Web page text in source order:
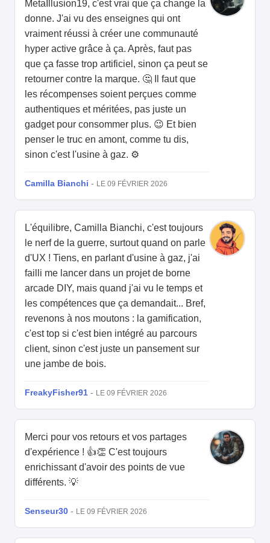
MetaIllusion19, c'est vrai que ça change la
donne. J'ai vu des enseignes qui ont
vraiment réussi à créer une communauté
hyper active grâce à ça. Après, faut pas
que ça fasse trop artificiel, sinon ça peut se
retourner contre la marque. 🤔 Il faut que
les récompenses soient perçues comme
authentiques et méritées, pas juste un
gadget pour consommer plus. 😉 Et bien
penser le truc en amont, comme tu dis,
sinon c'est l'usine à gaz. ⚙️
Camilla Bianchi - LE 09 FÉVRIER 2026
L'équilibre, Camilla Bianchi, c'est toujours
le nerf de la guerre, surtout quand on parle
d'UX ! Tiens, en parlant d'usine à gaz, j'ai
failli me lancer dans un projet de borne
arcade DIY, mais quand j'ai vu le temps et
les compétences que ça demandait... Bref,
revenons à nos moutons : la gamification,
c'est top si c'est bien intégré au parcours
client, sinon c'est juste un pansement sur
une jambe de bois.
FreakyFisher91 - LE 09 FÉVRIER 2026
Merci pour vos retours et vos partages
d'expérience ! 👍👏 C'est toujours
enrichissant d'avoir des points de vue
différents. 💡
Senseur30 - LE 09 FÉVRIER 2026